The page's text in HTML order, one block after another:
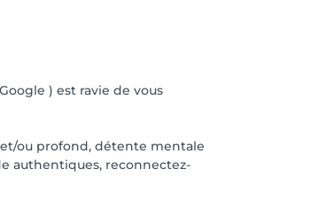
) est ravie de vous
ou profond, détente mentale
authentiques, reconnectez-